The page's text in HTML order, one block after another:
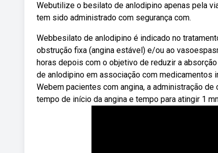
Webutilize o besilato de anlodipino apenas pela
tem sido administrado com segurança com.
Webbesilato de anlodipino é indicado no
obstrução fixa (angina estável) e/ou ao
horas depois com o objetivo de reduzir a
de anlodipino em associação com medicamentos
Webem pacientes com angina, a administração
tempo de início da angina e tempo para atingir 1